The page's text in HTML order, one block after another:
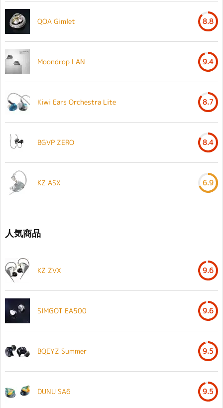
QOA Gimlet 8.8
Moondrop LAN 9.4
Kiwi Ears Orchestra Lite 8.7
BGVP ZERO 8.4
KZ ASX 6.9
人気商品
KZ ZVX 9.6
SIMGOT EA500 9.6
BQEYZ Summer 9.5
DUNU SA6 9.5